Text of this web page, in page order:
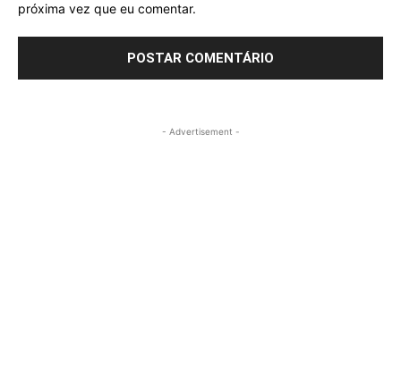
próxima vez que eu comentar.
- Advertisement -